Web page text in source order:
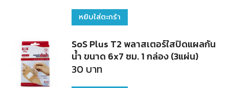
หยิบใส่ตะกร้า
SoS Plus T2 พลาสเตอร์ใสปิดแผลกัน
น้ำ ขนาด 6x7 ซม. 1 กล่อง (3แผ่น)
30 บาท